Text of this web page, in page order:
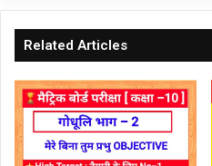
Related Articles